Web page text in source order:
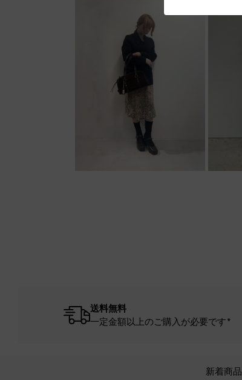
送料無料
一定金額以上のご購入が必要です*
新着商品